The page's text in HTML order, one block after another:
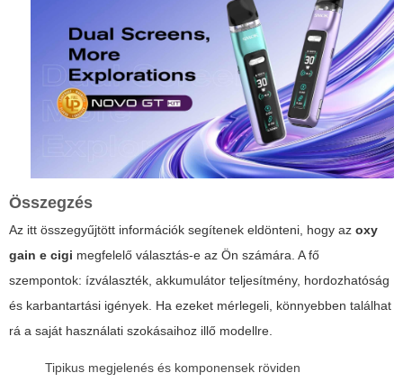
Összegzés
Az itt összegyűjtött információk segítenek eldönteni, hogy az oxy
gain e cigi megfelelő választás-e az Ön számára. A fő
szempontok: ízválaszték, akkumulátor teljesítmény, hordozhatóság
és karbantartási igények. Ha ezeket mérlegeli, könnyebben találhat
rá a saját használati szokásaihoz illő modellre.
Tipikus megjelenés és komponensek röviden